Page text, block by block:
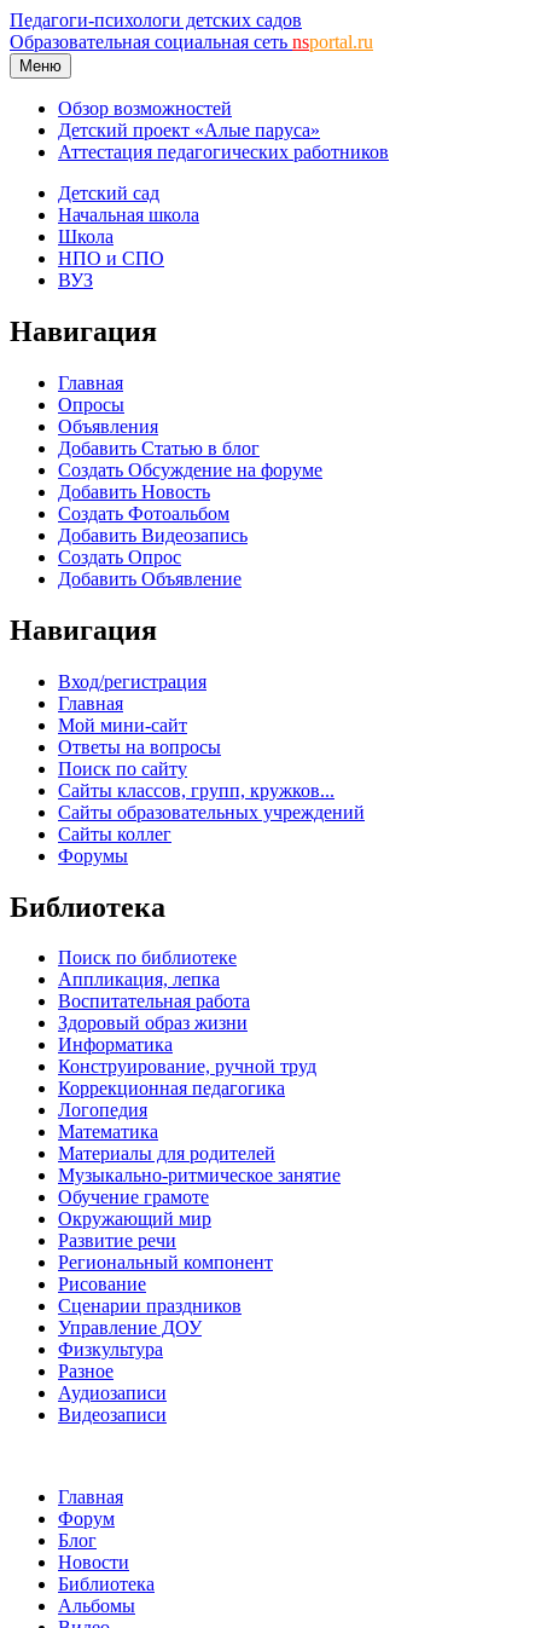
Педагоги-психологи детских садов
Образовательная социальная сеть nsportal.ru
Меню
Обзор возможностей
Детский проект «Алые паруса»
Аттестация педагогических работников
Детский сад
Начальная школа
Школа
НПО и СПО
ВУЗ
Навигация
Главная
Опросы
Объявления
Добавить Статью в блог
Создать Обсуждение на форуме
Добавить Новость
Создать Фотоальбом
Добавить Видеозапись
Создать Опрос
Добавить Объявление
Навигация
Вход/регистрация
Главная
Мой мини-сайт
Ответы на вопросы
Поиск по сайту
Сайты классов, групп, кружков...
Сайты образовательных учреждений
Сайты коллег
Форумы
Библиотека
Поиск по библиотеке
Аппликация, лепка
Воспитательная работа
Здоровый образ жизни
Информатика
Конструирование, ручной труд
Коррекционная педагогика
Логопедия
Математика
Материалы для родителей
Музыкально-ритмическое занятие
Обучение грамоте
Окружающий мир
Развитие речи
Региональный компонент
Рисование
Сценарии праздников
Управление ДОУ
Физкультура
Разное
Аудиозаписи
Видеозаписи
Главная
Форум
Блог
Новости
Библиотека
Альбомы